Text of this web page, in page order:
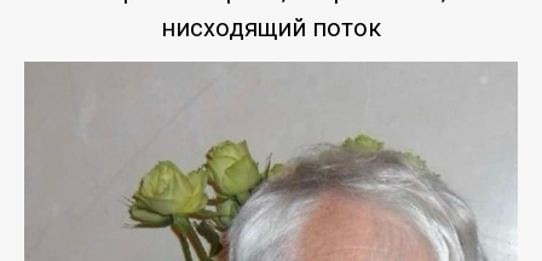
нисходящий поток